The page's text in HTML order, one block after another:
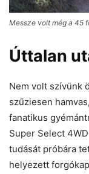
Messze volt még a 45
Úttalan
Nem volt szívünk
szűziesen
fanatikus
Super Select
tudását próbára
helyezett